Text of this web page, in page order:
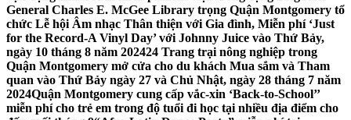
General Charles E. McGee Library trọng Quận Montgomery tổ
chức Lễ hội Âm nhạc Thân thiện với Gia đình, Miễn phí ‘Just
for the Record-A Vinyl Day’ với Johnny Juice vào Thứ Bảy,
ngày 10 tháng 8 năm 202424 Trang trại nông nghiệp trong
Quận Montgomery mở cửa cho du khách Mua sắm và Tham
quan vào Thứ Bảy ngày 27 và Chủ Nhật, ngày 28 tháng 7 năm
2024Quận Montgomery cung cấp vắc-xin ‘Back-to-School’’
miễn phí cho trẻ em trong độ tuổi đi học tại nhiều địa điểm cho